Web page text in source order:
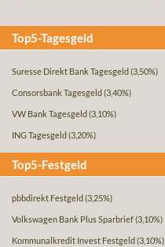
Top5-Tagesgeld
Suresse Direkt Bank Tagesgeld (3,50%)
Consorsbank Tagesgeld (3,40%)
VW Bank Tagesgeld (3,10%)
ING Tagesgeld (3,20%)
Top5-Festgeld
pbbdirekt Festgeld (3,25%)
Volkswagen Bank Plus Sparbrief(3,10%)
Kommunalkredit Invest Festgeld (3,10%)